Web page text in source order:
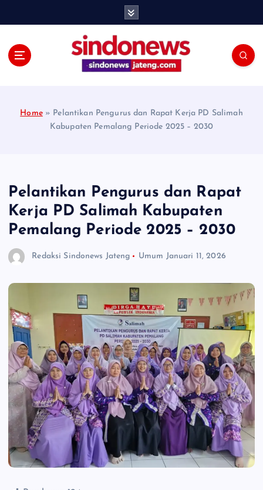
Home» Pelantikan Pengurus dan Rapat Kerja PD Salimah
Kabupaten Pemalang Periode 2025 – 2030
Pelantikan Pengurus dan Rapat
Kerja PD Salimah Kabupaten
Pemalang Periode 2025 – 2030
Redaksi Sindonews Jateng Umum Januari 11, 2026